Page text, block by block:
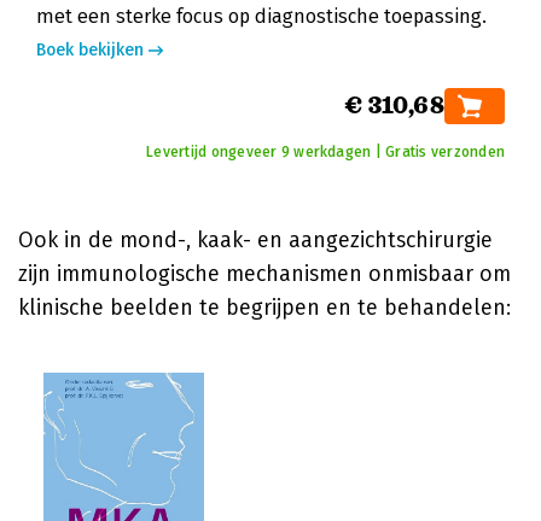
met een sterke focus op diagnostische toepassing.
Boek bekijken
€ 310,68
Levertijd ongeveer 9 werkdagen | Gratis verzonden
Ook in de mond-, kaak- en aangezichtschirurgie
zijn immunologische mechanismen onmisbaar om
klinische beelden te begrijpen en te behandelen: